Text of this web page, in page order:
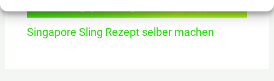
Singapore Sling Rezept selber machen